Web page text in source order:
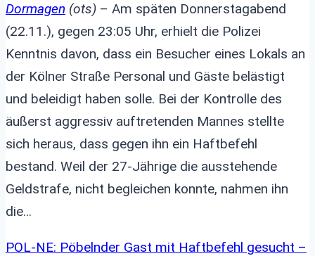
Dormagen (ots) – Am späten Donnerstagabend
(22.11.), gegen 23:05 Uhr, erhielt die Polizei
Kenntnis davon, dass ein Besucher eines Lokals an
der Kölner Straße Personal und Gäste belästigt
und beleidigt haben solle. Bei der Kontrolle des
äußerst aggressiv auftretenden Mannes stellte
sich heraus, dass gegen ihn ein Haftbefehl
bestand. Weil der 27-Jährige die ausstehende
Geldstrafe, nicht begleichen konnte, nahmen ihn
die…
POL-NE: Pöbelnder Gast mit Haftbefehl gesucht –